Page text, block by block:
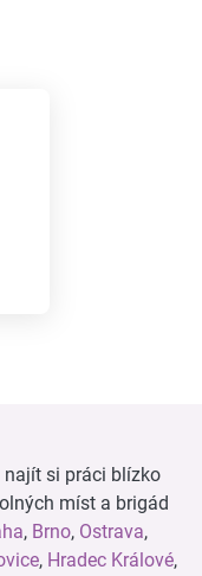
najít si práci blízko
míst a brigád
, Brno, Ostrava,
, Hradec Králové,